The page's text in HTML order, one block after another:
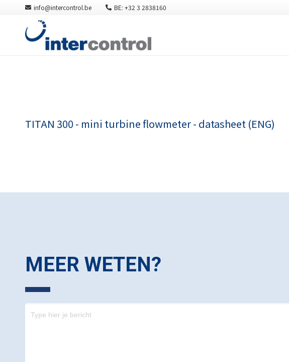
info@intercontrol.be BE: +32 3 2838160
TITAN 300 - mini turbine flowmeter - datasheet (ENG)
MEER WETEN?
Contact